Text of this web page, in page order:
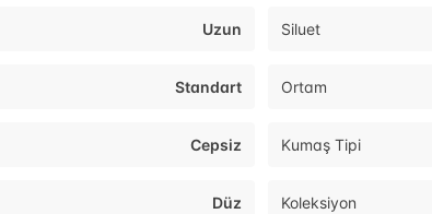
Uzun Siluet
Standart Ortam
Cepsiz Kumaş Tipi
Düz Koleksiyon